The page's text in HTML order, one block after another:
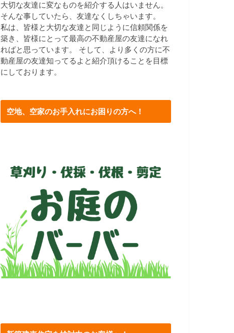
大切な友達に変なものを紹介する人はいません。
そんな事していたら、友達なくしちゃいます。
私は、皆様と大切な友達と同じように信頼関係を
築き、皆様にとって最高の不動産屋の友達になれ
ればと思っています。 そして、より多くの方に不
動産屋の友達知ってるよと紹介頂けることを目標
にしております。
空地、空家のお手入れにお困りの方へ！